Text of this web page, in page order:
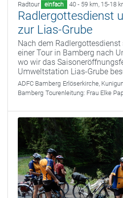
Radtour einfach 40 - 59 km, 15-18
Radlergottesdienst
zur Lias-Grube
Nach dem
einer Tour in Bamberg nach
wo wir das
Umweltstation Lias-Grube
ADFC Bamberg Erlöserkirche,
Bamberg Tourenleitung: Frau Elke